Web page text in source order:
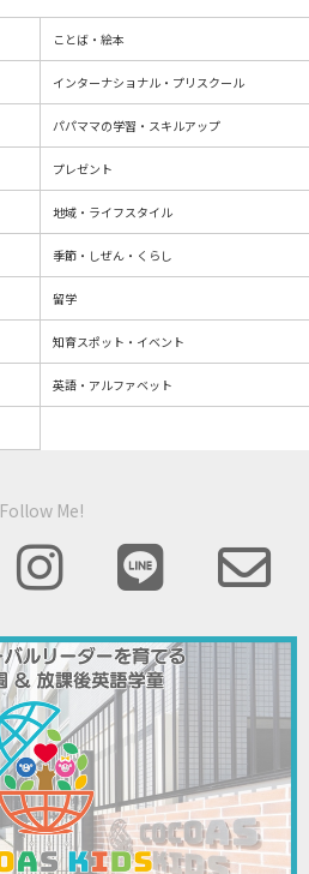
ことば・絵本
インターナショナル・プリスクール
パパママの学習・スキルアップ
プレゼント
地域・ライフスタイル
季節・しぜん・くらし
留学
知育スポット・イベント
英語・アルファベット
Follow Me!